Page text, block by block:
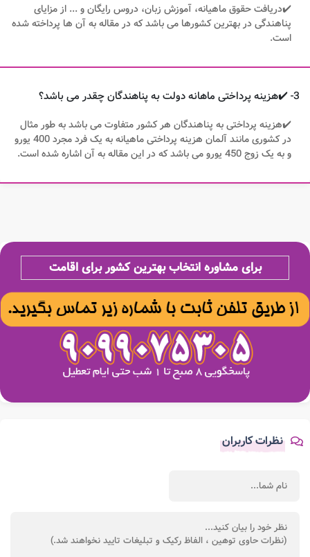
✔️دریافت حقوق ماهیانه، آموزش زبان، دروس رایگان و ... از مزایای
پناهندگی در بهترین کشورها می باشد که در مقاله به آن ها پرداخته شده
است.
3- ✔️هزینه پرداختی ماهانه دولت به پناهندگان چقدر می باشد؟
✔️هزینه پرداختی به پناهندگان هر کشور متفاوت می باشد به طور مثال
در کشوری مانند آلمان هزینه پرداختی ماهیانه به یک فرد مجرد 400 یورو
و به یک زوج 450 یورو می باشد که در این مقاله به آن اشاره شده است.
برای مشاوره انتخاب بهترین کشور برای اقامت
نظرات کاربران